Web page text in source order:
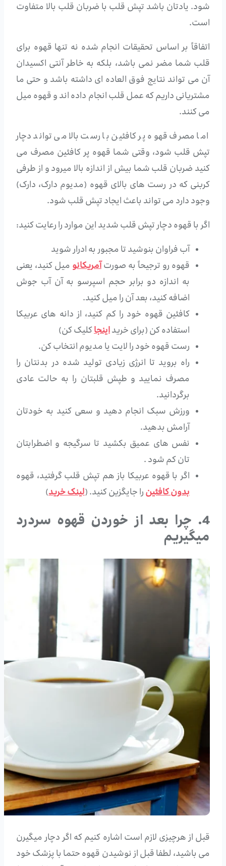
شود. یادتان باشد تپش قلب با ضربان قلب بالا متفاوت
است.
اتفاقاً بر اساس تحقیقات انجام شده نه تنها قهوه برای
قلب شما مضر نمی باشد، بلکه به خاطر آنتی اکسیدان
آن می تواند نتایج فوق العاده ای داشته باشد و حتی ما
مشتریانی داریم که عمل قلب انجام داده اند و قهوه میل
می کنند.
اما مصرف قهوه پر کافئین با رست بالا می تواند دچار
تپش قلب شود، وقتی شما قهوه پر کافئین مصرف می
کنید ضربان قلب شما بیش از اندازه بالا میرود و از طرفی
کربنی که در رست های بالای قهوه (مدیوم دارک، دارک)
وجود دارد می تواند باعث ایجاد تپش قلب شود.
اگر با قهوه دچار تپش قلب شدید این موارد را رعایت کنید:
آب فراوان بنوشید تا مجبور به ادرار شوید
قهوه رو ترجیحاً به صورتآمریکانو میل کنید، یعنی
به اندازه دو برابر حجم اسپرسو به آن آب جوش
اضافه کنید، بعد آن را میل کنید.
کافئین قهوه خود را کم کنید، از دانه های عربیکا
استفاده کن (برای خریداینجاکلیک کن)
رست قهوه خود را لایت یا مدیوم انتخاب کن.
راه بروید تا انرژی زیادی تولید شده در بدنتان را
مصرف نمایید و طپش قلبتان را به حالت عادی
برگردانید.
ورزش سبک انجام دهید و سعی کنید به خودتان
آرامش بدهید.
نفس های عمیق بکشید تا سرگیجه و اضطرابتان
تان کم شود .
اگر با قهوه عربیکا باز هم تپش قلب گرفتید، قهوه
بدون کافئینرا جایگزین کنید. (لینک خرید)
4. چرا بعد از خوردن قهوه سردرد
میگیریم
قبل از هرچیزی لازم است اشاره کنیم که اگر دچار میگیرن
می باشید، لطفا قبل از نوشیدن قهوه حتما با پزشک خود